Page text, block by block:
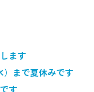
ます
）まで夏休みです
す